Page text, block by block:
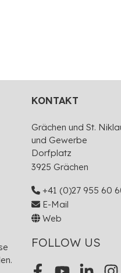
KONTAKT
Grächen und St.
und Gewerbe
Dorfplatz
3925 Grächen
+41 (0)27 955 60
E-Mail
Web
FOLLOW US